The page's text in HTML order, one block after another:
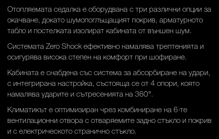
Отопляемата седалка е оборудвана с три различни опции за
окачване, докато шумопоглъщащият покрив, арматурното
табло и постелката изолират кабината от външен шум.
Системата Zero Shock ефективно намалява трептенията и
осигурява висока степен на комфорт при шофиране.
Кабината е снабдена със система за абсорбиране на удари,
с интегрирана настройка, състояща се от 4 опори, която
намалява ударите и сътресенията на 360°.
Климатикът е оптимизиран чрез комбиниране на 6-те
вентилационни отвора с отваряемите задно стъкло и покрив
и с електрическото странично стъкло.